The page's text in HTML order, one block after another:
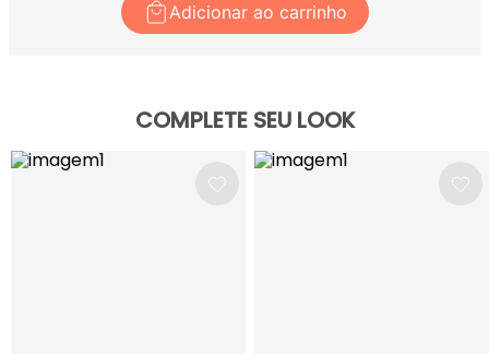
Adicionar ao carrinho
COMPLETE SEU LOOK